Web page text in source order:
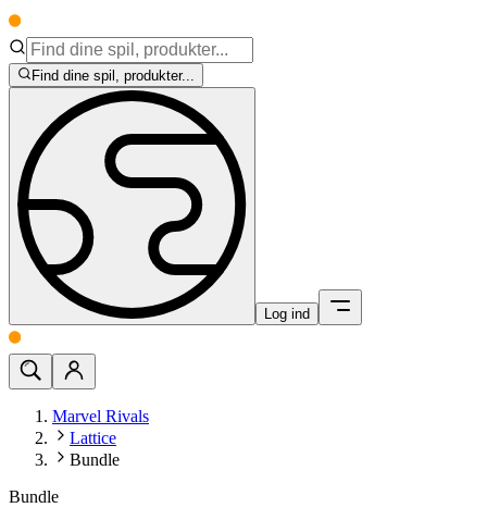
Find dine spil, produkter...
Log ind
Marvel Rivals
Lattice
Bundle
Bundle